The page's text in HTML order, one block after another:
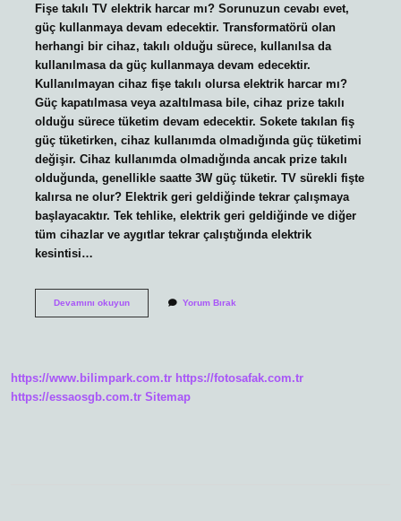
Fişe takılı TV elektrik harcar mı? Sorunuzun cevabı evet,
güç kullanmaya devam edecektir. Transformatörü olan
herhangi bir cihaz, takılı olduğu sürece, kullanılsa da
kullanılmasa da güç kullanmaya devam edecektir.
Kullanılmayan cihaz fişe takılı olursa elektrik harcar mı?
Güç kapatılmasa veya azaltılmasa bile, cihaz prize takılı
olduğu sürece tüketim devam edecektir. Sokete takılan fiş
güç tüketirken, cihaz kullanımda olmadığında güç tüketimi
değişir. Cihaz kullanımda olmadığında ancak prize takılı
olduğunda, genellikle saatte 3W güç tüketir. TV sürekli fişte
kalırsa ne olur? Elektrik geri geldiğinde tekrar çalışmaya
başlayacaktır. Tek tehlike, elektrik geri geldiğinde ve diğer
tüm cihazlar ve aygıtlar tekrar çalıştığında elektrik
kesintisi…
Devamını okuyunTelevizyon
Mı
Yorum Bırak
https://www.bilimpark.com.tr https://fotosafak.com.tr
https://essaosgb.com.tr Sitemap